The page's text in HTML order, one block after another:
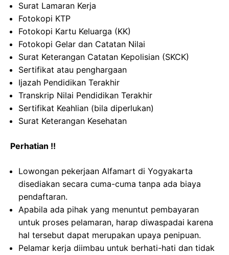
Surat Lamaran Kerja
Fotokopi KTP
Fotokopi Kartu Keluarga (KK)
Fotokopi Gelar dan Catatan Nilai
Surat Keterangan Catatan Kepolisian (SKCK)
Sertifikat atau penghargaan
Ijazah Pendidikan Terakhir
Transkrip Nilai Pendidikan Terakhir
Sertifikat Keahlian (bila diperlukan)
Surat Keterangan Kesehatan
Perhatian !!
Lowongan pekerjaan Alfamart di Yogyakarta
disediakan secara cuma-cuma tanpa ada biaya
pendaftaran.
Apabila ada pihak yang menuntut pembayaran
untuk proses pelamaran, harap diwaspadai karena
hal tersebut dapat merupakan upaya penipuan.
Pelamar kerja diimbau untuk berhati-hati dan tidak